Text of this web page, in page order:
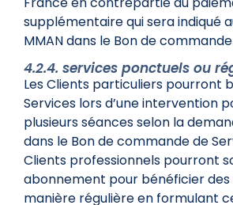
supplémentaire qui sera indiqué
MMAN dans le Bon de
4.2.4. services ponctuels ou
Les Clients particuliers pourront
Services lors d’une intervention
plusieurs séances selon la
dans le Bon de commande de
Clients professionnels pourront
abonnement pour bénéficier des
manière régulière en formulant